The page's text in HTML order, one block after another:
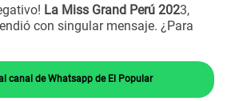
La Miss Grand Perú 2023,
con singular mensaje. ¿Para
canal de Whatsapp de El Popular